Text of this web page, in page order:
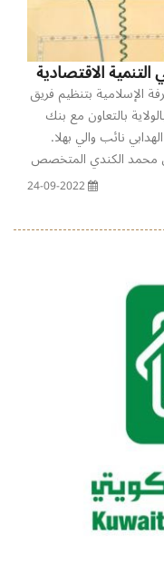
الاقتصادية
الإسلامية بتنظيم فريق
بالتعاون مع بنك
نائب والي بهلا.
محمد الكندي المتخصص
التي تفاعل معها
والتوضيحات حول
من الإحصائيات التي
التنمية التي نفذتها
النخيل السياحي بقيمة
نخيل عمان بقيمة 12 لذا فإن القطاع المصرفي
الإسلامي يعد من القطاعات الحيوية المهمة. وتناولت الندوة جملة من
وضرورة وجود
التأمين التكافلي
ومحور علاج
المصارف الإسلامية